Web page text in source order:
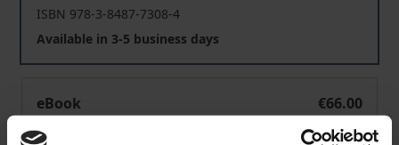
ISBN 978-3-8487-7308-4
Available in 3-5 business days
eBook
€66.00
ISBN 978-3-7489-1322-1